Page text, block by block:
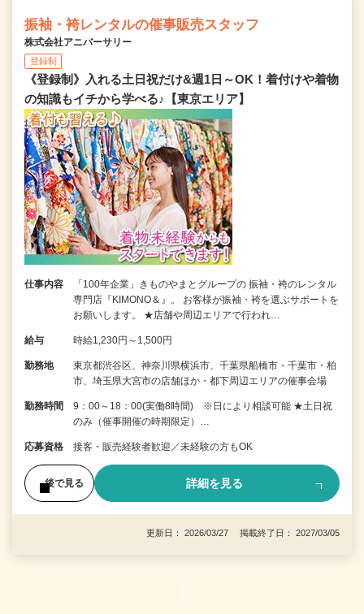
振袖・袴レンタルの催事販売スタッフ
株式会社アニバーサリー
登録制
《登録制》入れる土日祝だけ&週1日～OK！着付けや着物
の知識もイチから学べる♪【東京エリア】
仕事内容
「100年企業」きものやまとグループの 振袖・袴のレンタル
専門店『KIMONO＆』。 お客様が振袖・袴を選ぶサポートを
お願いします。 ★店舗や周辺エリアで行われ…
給与 時給1,230円～1,500円
勤務地
東京都渋谷区、神奈川県横浜市、千葉県船橋市・千葉市・柏
市、埼玉県大宮市の店舗ほか・都下周辺エリアの催事会場
勤務時間
9：00～18：00(実働8時間) ※日により相談可能 ★土日祝
のみ（催事開催の時期限定）…
応募資格 接客・販売経験者歓迎／未経験の方もOK
後で見る 詳細を見る
更新日： 2026/03/27 掲載終了日： 2027/03/05
1